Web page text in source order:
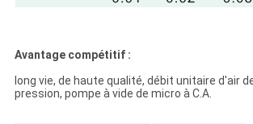
Avantage compétitif :
long vie, de haute qualité, débit unitaire d'air
pression, pompe à vide de micro à C.A.